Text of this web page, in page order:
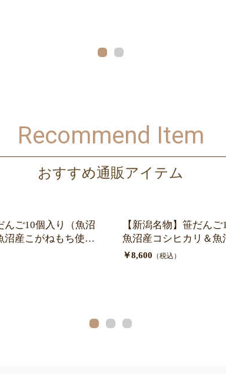
Recommend Item
おすすめ通販アイテム
んご10個入り（魚沼
沼産こがねもち使
【新潟名物】笹だん
魚沼産コシヒカリ＆魚
使用
￥8,600 （税込）